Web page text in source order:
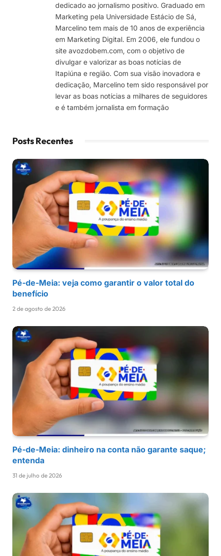
dedicado ao jornalismo positivo. Graduado em
Marketing pela Universidade Estácio de Sá,
Marcelino tem mais de 10 anos de experiência
em Marketing Digital. Em 2006, ele fundou o
site avozdobem.com, com o objetivo de
divulgar e valorizar as boas notícias de
Itapiúna e região. Com sua visão inovadora e
dedicação, Marcelino tem sido responsável por
levar as boas notícias a milhares de seguidores
e é também jornalista em formação
Posts Recentes
Pé-de-Meia: veja como garantir o valor total do
benefício
2 de agosto de 2026
Pé-de-Meia: dinheiro na conta não garante saque;
entenda
31 de julho de 2026